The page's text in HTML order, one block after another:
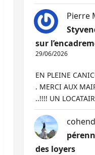
Pierre
sur
29/06/2026
EN PLEINE
. MERCI AUX
..!!!! UN
des loyers